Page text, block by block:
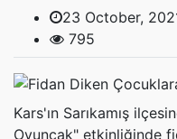
23 October,
795
Kars'ın Sarıkamış
Oyuncak" etkinliğinde